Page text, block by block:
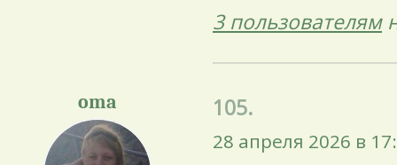
3 пользователям
oma 105.
28 апреля 2026 в